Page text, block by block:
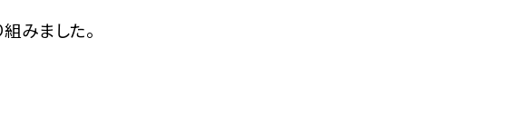
みました。